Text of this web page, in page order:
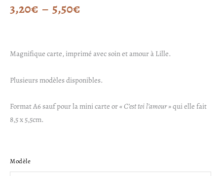
3,20€ – 5,50€Plage
prix :
3,20€
Magnifique carte, imprimé avec soin et amour à Lille.
Plusieurs modèles disponibles.
Format A6 sauf pour la mini carte or« C’est toi l’amour »qui elle fait
8,5 x 5,5cm.
Modèle